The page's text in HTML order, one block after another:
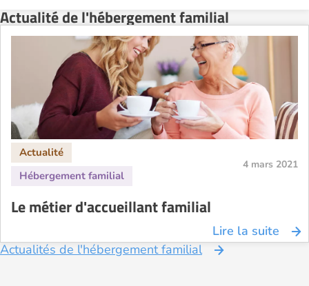
Actualité de l'hébergement familial
4 mars 2021
Le métier d'accueillant familial
Lire la suite
Actualités de l'hébergement familial